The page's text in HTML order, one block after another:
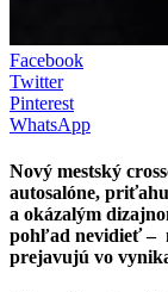
Facebook
Twitter
Pinterest
WhatsApp
Nový mestský
autosalóne,
a okázalým
pohľad nevidieť –
prejavujú vo